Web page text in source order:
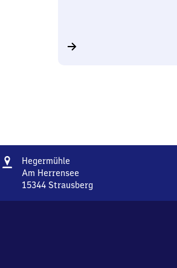
Adresse
Hegermühle
Am Herrensee
15344 Strausberg